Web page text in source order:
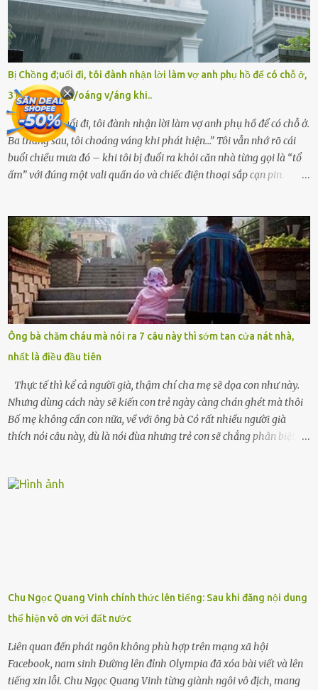
viện cớ “không đủ khả năng nuôi dưỡng” và ký vào giấy từ chối
quyền giám hộ, yêu cầu bệnh viện xử lý bé như một trường hợp bị
bỏ rơi. Trong khi ấy, con gái ruột của họ – Trần Lệ Mi – vẫn đang
mê man sau sinh, hoàn toàn không hay biết chuyện gì xảy ra.
Thiếu úy Nguyễn Thị Mai, một nữ cảnh sát công tác tại địa phương,
tình cờ chứng kiến giây phút bé bị đưa đi trong lặng lẽ. Nét mặt đỏ
hỏn, bàn tay bé xíu co quắp, ...
Bị Chồng đ;uổi đi, tôi đành nhận lời làm vợ anh phụ hồ để có chỗ ở,
3 tháng sau ch/oáng v/áng khi..
“Bị chồng đuổi đi, tôi đành nhận lời làm vợ anh phụ hồ để có chỗ ở.
Ba tháng sau, tôi choáng váng khi phát hiện…” Tôi vẫn nhớ rõ cái
buổi chiều mưa đó – khi tôi bị đuổi ra khỏi căn nhà từng gọi là “tổ
ấm” với đúng một vali quần áo và chiếc điện thoại sắp cạn pin.
cưới cô để có con. Không phải để nuôi một cái thân bất tài chỉ biết
khóc lóc,” anh ta gằn giọng, đẩy mạnh cánh cửa trước mặt tôi.
Tiếng cánh cửa đóng lại, vang lên như một bản án lạnh lùng. Tôi
đứng chết lặng giữa cơn mưa, không biết đi đâu, về đâu. Bố mẹ tôi
mất sớm. Tôi chẳng có anh chị em. Họ hàng cũng thưa thớt, chẳng
ai thân thiết đến mức có thể mở lòng cho tôi tá túc. Bạn bè? Ai cũng
bận rộn với gia đình riêng của họ. Tôi đã từng đặt cược cả thanh
xuân vào người chồng ấy – và giờ, tôi chỉ còn lại chính mình. Tôi lên
chiếc xe buýt cuối ngày, trốn chạy khỏi thành phố và nỗi đau. Tôi v...
Ông bà chăm cháu mà nói ra 7 câu này thì sớm tan cửa nát nhà,
nhất là điều đầu tiên
Thực tế thì kể cả người già, thậm chí cha mẹ sẽ dọa con như này.
Nhưng dùng cách này sẽ kiến con trẻ ngày càng chán ghét mà thôi
Bố mẹ không cần con nữa, về với ông bà Có rất nhiều người già
thích nói câu này, dù là nói đùa nhưng trẻ con sẽ chẳng phân biệt
khuyên nhủ con thật cẩn thận. Nếu cháu không nghe lời, cảnh sát
để được giúp đỡ thì có thể sẽ bỏ lỡ cơ hội và gặp nguy hiểm. Trẻ con
có biết gì đâu Nhiều người cứ coi trẻ còn nhỏ nên dù có phạm sai
lầm, thì họ cũng không trách mắng. Nhưng nếu người lớn tuổi
không dạy con cẩn...
Chu Ngọc Quang Vinh chính thức lên tiếng: Sau khi đăng nội dung
thể hiện vô ơn với đất nước
Liên quan đến phát ngôn không phù hợp trên mạng xã hội
Facebook, nam sinh Đường lên đỉnh Olympia đã xóa bài viết và lên
tiếng xin lỗi. Chu Ngọc Quang Vinh từng giành ngôi vô địch, mang